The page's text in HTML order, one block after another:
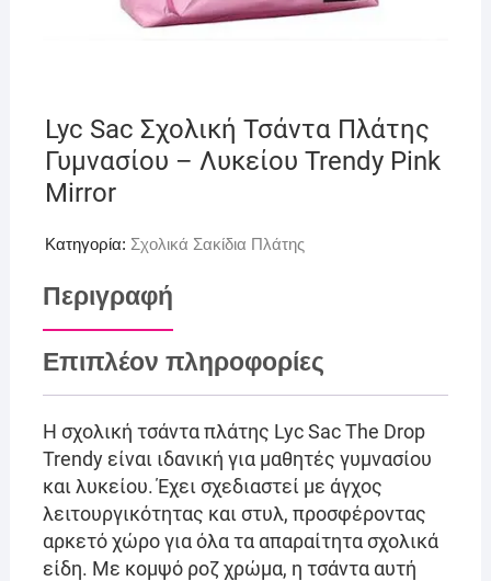
Lyc Sac Σχολική Τσάντα Πλάτης
Γυμνασίου – Λυκείου Trendy Pink
Mirror
Κατηγορία: Σχολικά Σακίδια Πλάτης
Περιγραφή
Επιπλέον πληροφορίες
Η σχολική τσάντα πλάτης Lyc Sac The Drop
Trendy είναι ιδανική για μαθητές γυμνασίου
και λυκείου. Έχει σχεδιαστεί με άγχος
λειτουργικότητας και στυλ, προσφέροντας
αρκετό χώρο για όλα τα απαραίτητα σχολικά
είδη. Με κομψό ροζ χρώμα, η τσάντα αυτή